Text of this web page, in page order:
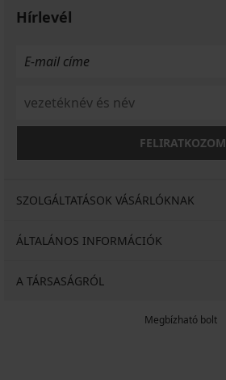
Hírlevél
FELIRATKOZOM
SZOLGÁLTATÁSOK VÁSÁRLÓKNAK
ÁLTALÁNOS INFORMÁCIÓK
A TÁRSASÁGRÓL
Megbízható bolt